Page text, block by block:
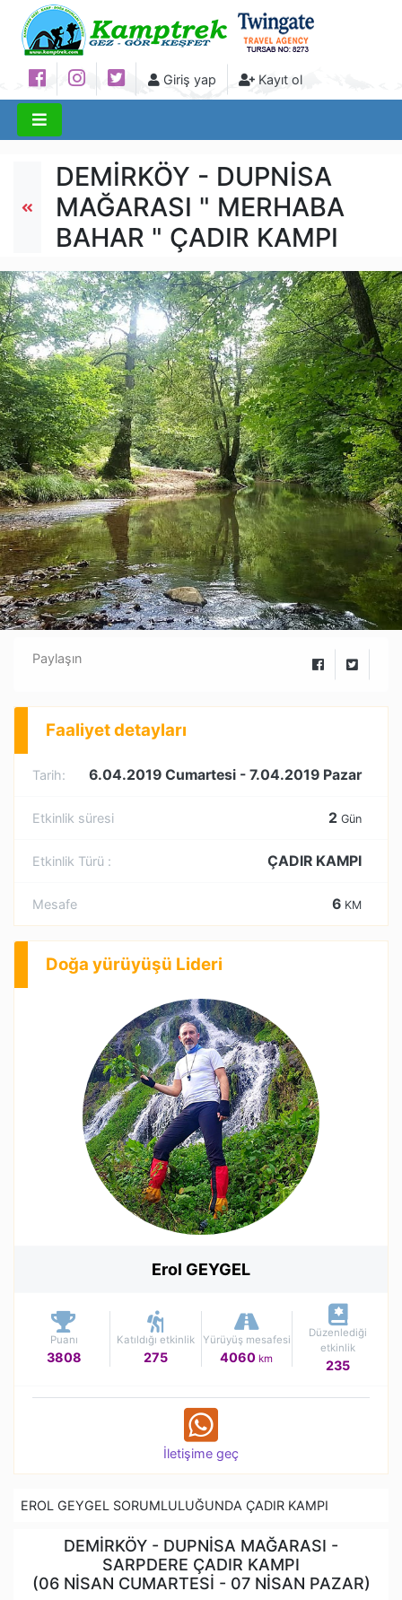
Giriş yap Kayıt ol
DEMİRKÖY - DUPNİSA
MAĞARASI " MERHABA
BAHAR " ÇADIR KAMPI
Paylaşın
Faaliyet detayları
Tarih: 6.04.2019 Cumartesi - 7.04.2019 Pazar
Etkinlik süresi 2 Gün
Etkinlik Türü : ÇADIR KAMPI
Mesafe 6 KM
Doğa yürüyüşü Lideri
Erol GEYGEL
Puanı
3808
Katıldığı etkinlik
275
Yürüyüş mesafesi
4060km
Düzenlediği
etkinlik
235
İletişime geç
EROL GEYGEL SORUMLULUĞUNDA ÇADIR KAMPI
DEMİRKÖY - DUPNİSA MAĞARASI -
SARPDERE ÇADIR KAMPI
(06 NİSAN CUMARTESİ - 07 NİSAN PAZAR)